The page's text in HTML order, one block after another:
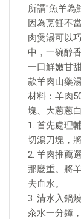
所謂"魚羊為
因為烹飪不
肉煲湯可以
中，一碗醇
一口鮮嫩甘
款羊肉山藥
材料：羊肉
塊、大蔥蔥
1. 首先處理
切滾刀塊，
2. 羊肉推薦
那麼重。將
去血水。
3. 清水入鍋
汆水一分鐘